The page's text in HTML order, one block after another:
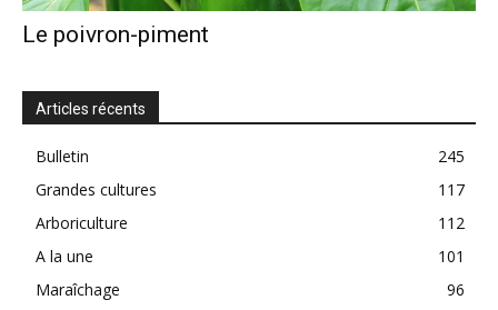
Le poivron-piment
Articles récents
Bulletin
245
Grandes cultures
117
Arboriculture
112
A la une
101
Maraîchage
96